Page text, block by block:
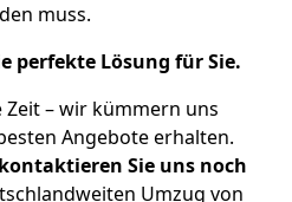
muss.
perfekte Lösung für Sie.
Zeit – wir kümmern uns
Angebote erhalten.
kontaktieren Sie uns noch
Umzug von